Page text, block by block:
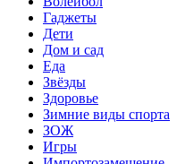
Гаджеты
Дети
Дом и сад
Еда
Звёзды
Здоровье
Зимние виды спорта
ЗОЖ
Игры